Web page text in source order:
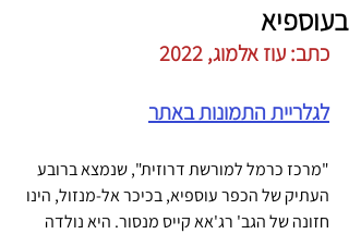
בעוספיא
כתב: עוז אלמוג, 2022
לגלריית התמונות באתר
"מרכז כרמל למורשת דרוזית", שנמצא ברובע
העתיק של הכפר עוספיא, בכיכר אל-מנזול, הינו
חזונה של הגב' רג'אא קייס מנסור. היא נולדה